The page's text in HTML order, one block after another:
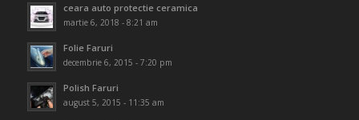
ceara auto protectie ceramica
martie 6, 2018 - 8:21 am
Folie Faruri
decembrie 6, 2015 - 7:20 pm
Polish Faruri
august 5, 2015 - 11:35 am